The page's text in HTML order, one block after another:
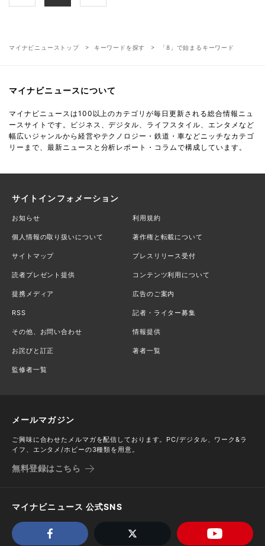
マイナビニューストップ キーワードを探す 「8」で始まるキーワード
マイナビニュースについて
マイナビニュースは100以上のカテゴリが毎日更新される総合情報ニュ
ースサイトです。ビジネス、デジタル、ライフスタイル、エンタメなど
幅広いジャンルから経営やテクノロジー・鉄道・車などニッチなカテゴ
リーまで、最新ニュースと分析レポート・コラムで構成しています。
サイトインフォメーション
お知らせ 利用規約
個人情報の取り扱いについて 著作権と転載について
サイトマップ プレスリリース受付
読者プレゼント提供 コンテンツ利用について
提携メディア 広告のご案内
RSS 記者・ライター募集
その他、お問い合わせ 情報提供
お詫びと訂正 著者一覧
監修者一覧
メールマガジン
ご興味に合わせたメルマガを配信しております。PC/デジタル、ワーク&ラ
イフ、エンタメ/ホビーの3種類を用意。
無料登録はこちら
マイナビニュース 公式SNS